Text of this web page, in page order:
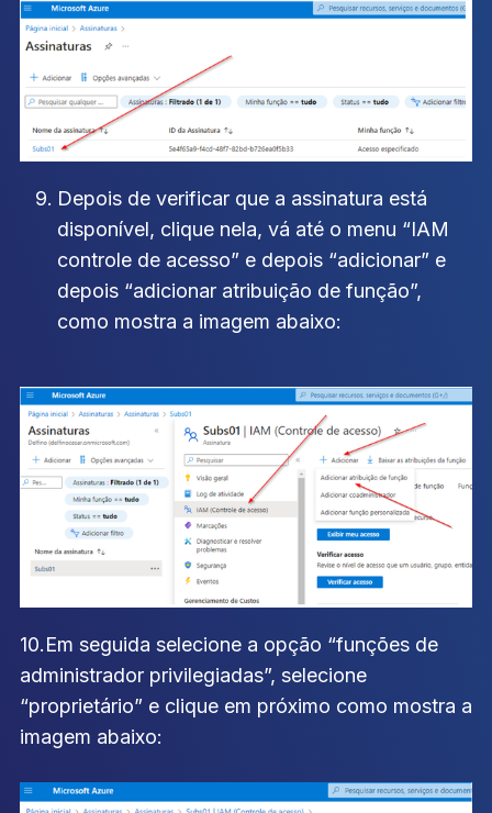
Depois de verificar que a assinatura está
disponível, clique nela, vá até o menu “IAM
controle de acesso” e depois “adicionar” e
depois “adicionar atribuição de função”,
como mostra a imagem abaixo:
10.Em seguida selecione a opção “funções de
administrador privilegiadas”, selecione
“proprietário” e clique em próximo como mostra a
imagem abaixo: